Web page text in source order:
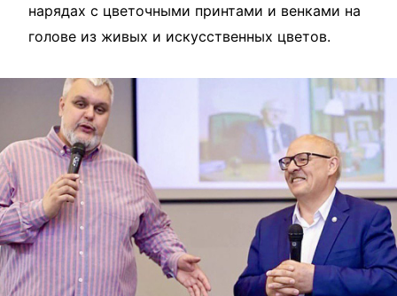
нарядах с цветочными принтами и венками на
голове из живых и искусственных цветов.